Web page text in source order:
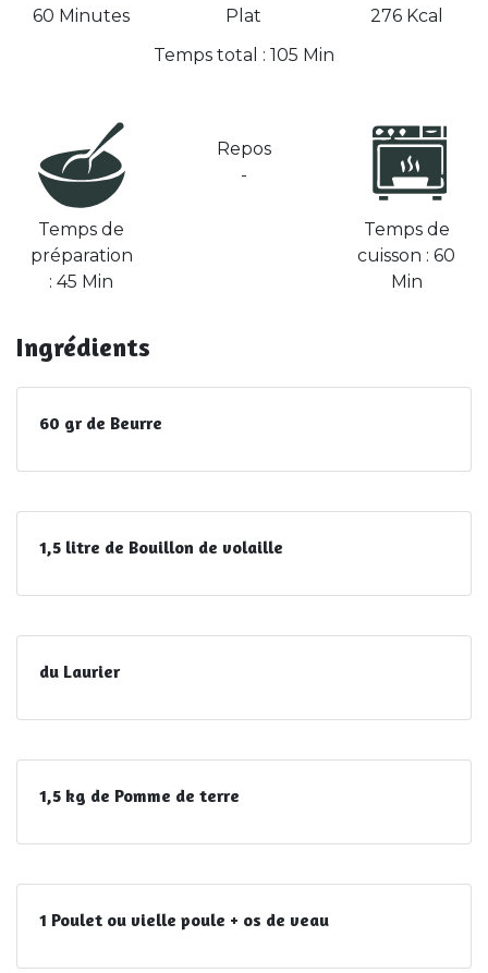
60 Minutes Plat
276 Kcal
Temps total : 105 Min
Temps de
préparation
: 45 Min
Repos
-
Temps de
cuisson : 60
Min
Ingrédients
60 gr de Beurre
1,5 litre de Bouillon de volaille
du Laurier
1,5 kg de Pomme de terre
1 Poulet ou vielle poule + os de veau